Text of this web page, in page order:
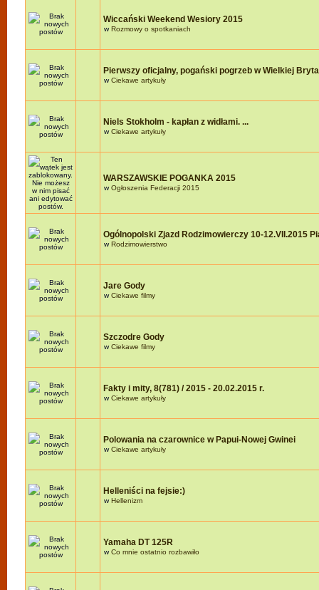
Wiccański Weekend Wesiory 2015
wRozmowy o spotkaniach
Pierwszy oficjalny, pogański pogrzeb w Wielkiej
wCiekawe artykuły
Niels Stokholm - kapłan z widłami. ...
wCiekawe artykuły
WARSZAWSKIE POGANKA 2015
wOgłoszenia Federacji 2015
Ogólnopolski Zjazd Rodzimowierczy 10-12.VII.2015
wRodzimowierstwo
Jare Gody
wCiekawe filmy
Szczodre Gody
wCiekawe filmy
Fakty i mity, 8(781) / 2015 - 20.02.2015 r.
wCiekawe artykuły
Polowania na czarownice w Papui-Nowej Gwinei
wCiekawe artykuły
Helleniści na fejsie:)
wHellenizm
Yamaha DT 125R
wCo mnie ostatnio rozbawiło